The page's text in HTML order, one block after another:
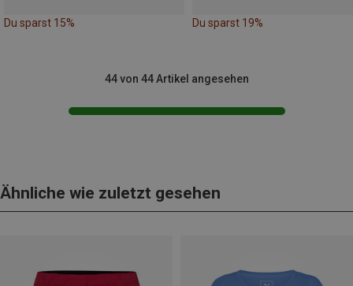
Du sparst 15% Du sparst 19%
44 von 44 Artikel angesehen
Ähnliche wie zuletzt gesehen